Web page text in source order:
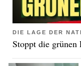
DIE LAGE DER
Stoppt die grünen